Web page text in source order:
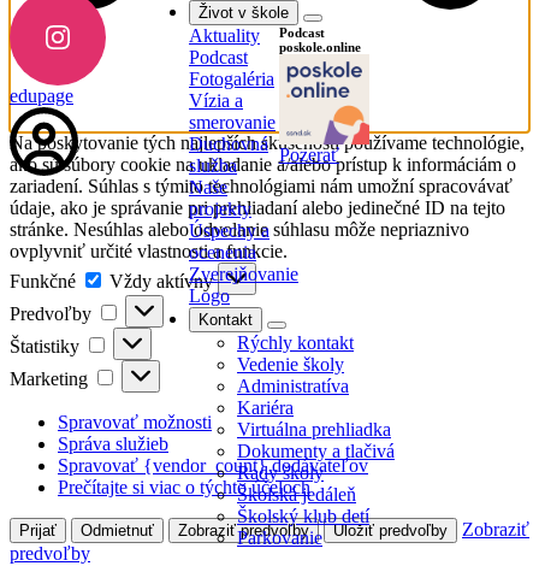
Na poskytovanie tých najlepších skúseností používame technológie,
ako sú súbory cookie na ukladanie a/alebo prístup k informáciám o
zariadení. Súhlas s týmito technológiami nám umožní spracovávať
údaje, ako je správanie pri prehliadaní alebo jedinečné ID na tejto
stránke. Nesúhlas alebo odvolanie súhlasu môže nepriaznivo
ovplyvniť určité vlastnosti a funkcie.
Funkčné
Funkčné
Vždy aktívny
Predvoľby
Predvoľby
Štatistiky Štatistiky
Marketing Marketing
Spravovať možnosti
Správa služieb
Spravovať {vendor_count} dodávateľov
Prečítajte si viac o týchto účeloch
Prijať Odmietnuť Zobraziť predvoľby Uložiť predvoľby
Zobraziť
predvoľby
edupage
Život v škole
Aktuality
Podcast
Fotogaléria
Vízia a
smerovanie
Duchovná
služba
Naše
projekty
Úspechy a
ocenenia
Zverejňovanie
Logo
Podcast
poskole.online
Pozerať
Kontakt
Rýchly kontakt
Vedenie školy
Administratíva
Kariéra
Virtuálna prehliadka
Dokumenty a tlačivá
Rady školy
Školská jedáleň
Školský klub detí
Parkovanie